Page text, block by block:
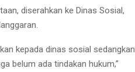
diserahkan ke Dinas Sosial,
kepada dinas sosial sedangkan
belum ada tindakan hukum,”